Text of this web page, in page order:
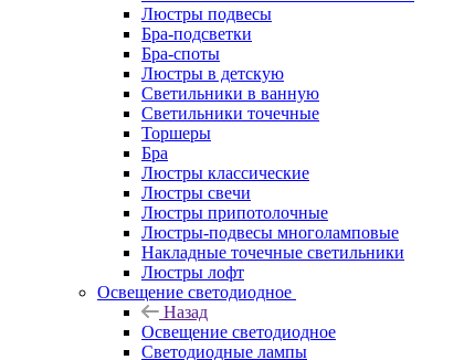
Люстры подвесы
Бра-подсветки
Бра-споты
Люстры в детскую
Светильники в ванную
Светильники точечные
Торшеры
Бра
Люстры классические
Люстры свечи
Люстры припотолочные
Люстры-подвесы многоламповые
Накладные точечные светильники
Люстры лофт
Освещение светодиодное
Назад
Освещение светодиодное
Светодиодные лампы